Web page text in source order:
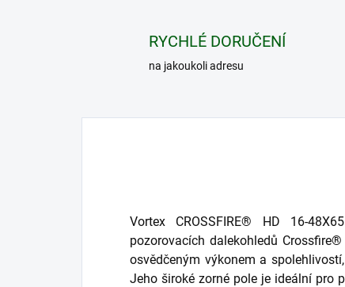
RYCHLÉ DORUČENÍ
na jakoukoli adresu
Vortex CROSSFIRE® HD 16-
pozorovacích dalekohledů
osvědčeným výkonem a
Jeho široké zorné pole je ideální pro